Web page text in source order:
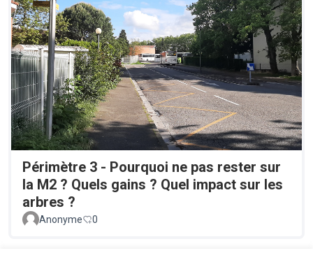
Périmètre 3 - Pourquoi ne pas rester sur
la M2 ? Quels gains ? Quel impact sur les
arbres ?
Anonyme 0